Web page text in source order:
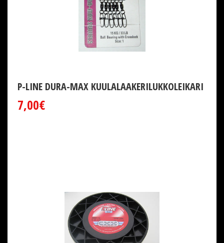
P-LINE DURA-MAX KUULALAAKERILUKKOLEIKARI
7,00€